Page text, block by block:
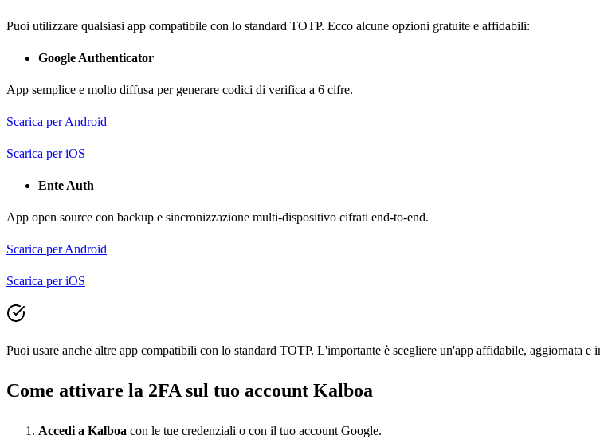
Puoi utilizzare qualsiasi app compatibile con lo standard TOTP. Ecco alcune opzioni gratuite e affidabili:
Google Authenticator
App semplice e molto diffusa per generare codici di verifica a 6 cifre.
Scarica per Android
Scarica per iOS
Ente Auth
App open source con backup e sincronizzazione multi-dispositivo cifrati end-to-end.
Scarica per Android
Scarica per iOS
Puoi usare anche altre app compatibili con lo standard TOTP. L'importante è scegliere un'app affidabile, aggiornata e
Come attivare la 2FA sul tuo account Kalboa
Accedi a Kalboa con le tue credenziali o con il tuo account Google.